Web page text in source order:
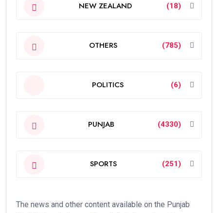
NEW ZEALAND (18)
OTHERS (785)
POLITICS (6)
PUNJAB (4330)
SPORTS (251)
The news and other content available on the Punjab